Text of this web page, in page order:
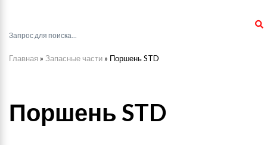
Главная » Запасные части » Поршень STD
Поршень STD